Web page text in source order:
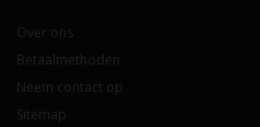
Over ons
Betaalmethoden
Neem contact op
Sitemap